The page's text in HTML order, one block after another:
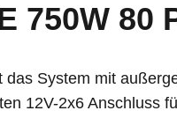
750W 80
System mit
12V-2x6 Anschluss